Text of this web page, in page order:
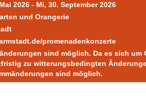
2026 - Mi, 30. September 2026
und Orangerie
promenadenkonzerte
sind möglich. Da es sich um
zu witterungsbedingten
sind möglich.